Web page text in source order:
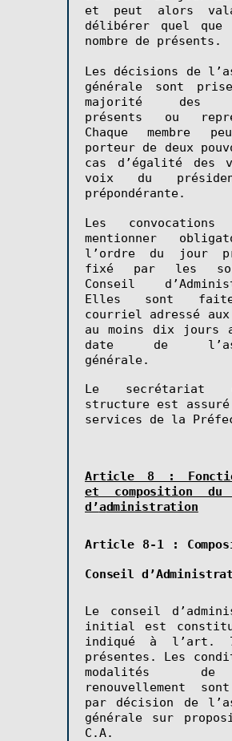
et peut alors
délibérer quel
nombre de présents.
Les décisions de
générale sont
majorité des
présents ou
Chaque membre
porteur de deux
cas d’égalité des
voix du
prépondérante.
Les convocations
mentionner
l’ordre du jour
fixé par les
Conseil
Elles sont
courriel adressé aux
au moins dix jours
date de
générale.
Le
structure est
services de la
Article 8 :
et composition du
d’administration
Article 8-1 :
Conseil
Le conseil
initial est constitué
indiqué à l’art.
présentes. Les
modalités
renouvellement
par décision de
générale sur
C.A.